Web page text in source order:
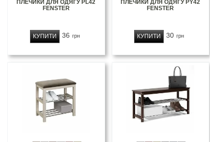
ПЛЕЧИКИ ДЛЯ ОДЯГУ PL42
FENSTER
36 грн
КУПИТИ
ПЛЕЧИКИ ДЛЯ ОДЯГУ PY42
FENSTER
30 грн
КУПИТИ